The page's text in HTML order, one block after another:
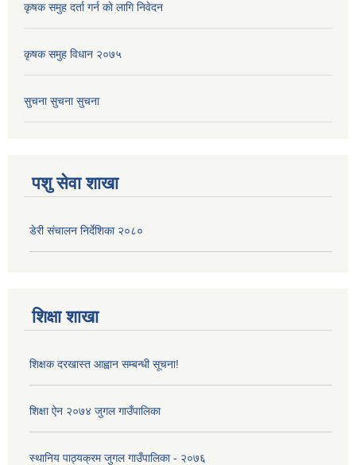
कृषक समुह दर्ता गर्न काे लागि निवेदन
कृषक समुह विधान २०७५
सुचना सुचना सुचना
पशु सेवा शाखा
डेरी संचालन निर्देशिका २०८०
शिक्षा शाखा
शिक्षक दरखास्त आह्वान सम्बन्धी सूचना!
शिक्षा ऐन २०७४ जुगल गाउँपालिका
स्थानिय पाठ्यक्रम जुगल गाउँपालिका - २०७६